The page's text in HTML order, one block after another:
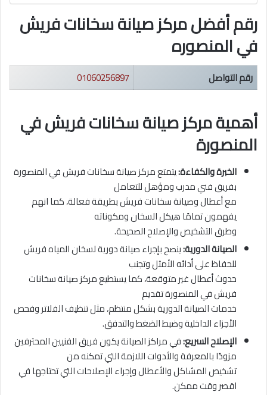
رقم أفضل مركز صيانة سخانات فريش
في المنصوره
رقم التواصل 01060256897
أهمية مركز صيانة سخانات فريش في
المنصورة
الخبرة والكفاءة:يتمتع مركز صيانة سخانات فريش في المنصورة
بفريق فني مدرب ومؤهل للتعامل
مع أعطال وصيانة سخانات فريش بطريقة فعالة، كما انهم
يفهمون تمامًا هيكل السخان ومكوناته
وطرق التشخيص والإصلاح الصحيحة.
الصيانة الدورية:ينصح بإجراء صيانة دورية لسخان المياه فريش
للحفاظ على أدائه الأمثل وتجنب
حدوث أعطال غير متوقعة، كما يستطيع مركز صيانة سخانات
فريش في المنصورة تقديم
خدمات الصيانة الدورية بشكل منتظم، مثل تنظيف الفلاتر وفحص
الأجزاء الداخلية وضبط الضغط والتدفق.
الإصلاح السريع:في مراكز الصيانة يكون فريق الفنيين المحترفين
مزودًا بالمعرفة والأدوات اللازمة التي تمكنه من
تشخيص المشاكل والأعطال وإجراء الإصلاحات التي تحتاجها في
اقصر وقت ممكن.